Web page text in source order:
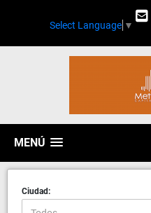
Select Language ▼
MENÚ
Ciudad: